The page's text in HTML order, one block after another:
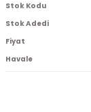
Stok Kodu
Stok Adedi
Fiyat
Havale